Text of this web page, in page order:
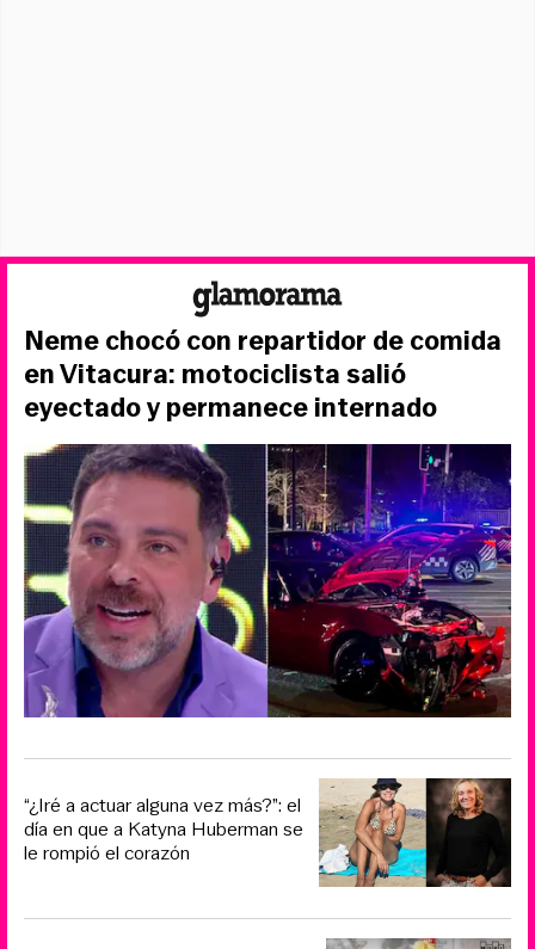
Neme chocó con repartidor de comida
en Vitacura: motociclista salió
eyectado y permanece internado
“¿Iré a actuar alguna vez más?”: el
día en que a Katyna Huberman se
le rompió el corazón